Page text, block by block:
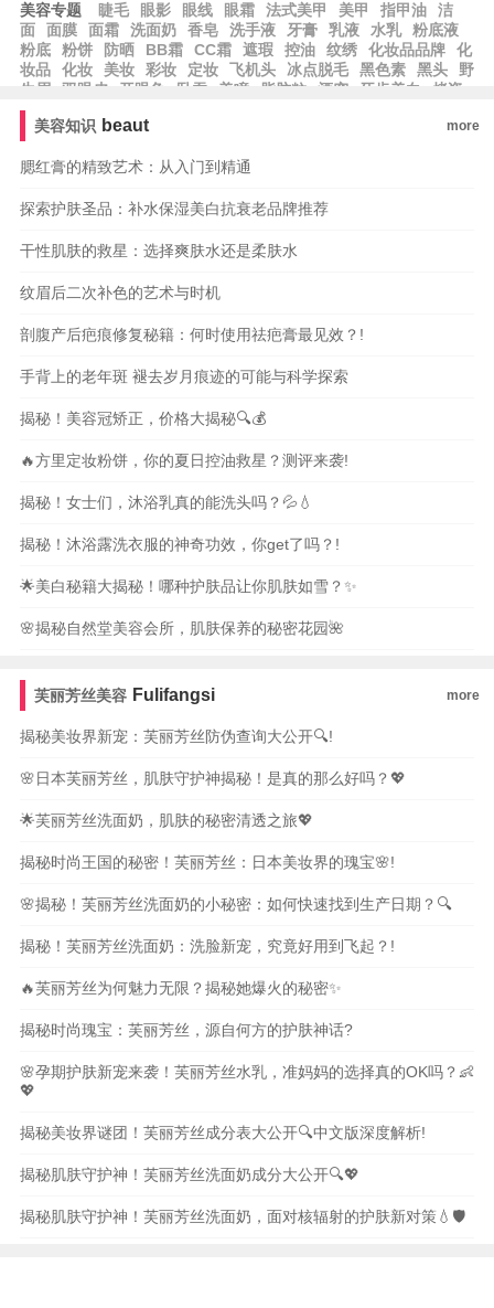
美容专题 睫毛 眼影 眼线 眼霜 法式美甲 美甲 指甲油
洁
面
面膜 面霜 洗面奶 香皂 洗手液 牙膏 乳液 水乳
粉底液
粉底
粉饼 防晒 BB霜 CC霜 遮瑕 控油 纹绣 化妆品品牌
化
妆品
化妆 美妆 彩妆 定妆 飞机头 冰点脱毛 黑色素 黑头
野
生眉
双眼皮 开眼角 卧蚕 美瞳 脂肪粒 酒窝 牙齿美白
烤瓷
牙
美容知识 beaut more
腮红膏的精致艺术：从入门到精通
探索护肤圣品：补水保湿美白抗衰老品牌推荐
干性肌肤的救星：选择爽肤水还是柔肤水
纹眉后二次补色的艺术与时机
剖腹产后疤痕修复秘籍：何时使用祛疤膏最见效？!
手背上的老年斑 褪去岁月痕迹的可能与科学探索
揭秘！美容冠矫正，价格大揭秘🔍💰
🔥方里定妆粉饼，你的夏日控油救星？测评来袭!
揭秘！女士们，沐浴乳真的能洗头吗？💦💧
揭秘！沐浴露洗衣服的神奇功效，你get了吗？!
🌟美白秘籍大揭秘！哪种护肤品让你肌肤如雪？✨
🌸揭秘自然堂美容会所，肌肤保养的秘密花园🌺
芙丽芳丝美容 Fulifangsi more
揭秘美妆界新宠：芙丽芳丝防伪查询大公开🔍!
🌸日本芙丽芳丝，肌肤守护神揭秘！是真的那么好吗？💖
🌟芙丽芳丝洗面奶，肌肤的秘密清透之旅💖
揭秘时尚王国的秘密！芙丽芳丝：日本美妆界的瑰宝🌸!
🌸揭秘！芙丽芳丝洗面奶的小秘密：如何快速找到生产日期？🔍
揭秘！芙丽芳丝洗面奶：洗脸新宠，究竟好用到飞起？!
🔥芙丽芳丝为何魅力无限？揭秘她爆火的秘密✨
揭秘时尚瑰宝：芙丽芳丝，源自何方的护肤神话?
🌸孕期护肤新宠来袭！芙丽芳丝水乳，准妈妈的选择真的OK吗？👶
💖
揭秘美妆界谜团！芙丽芳丝成分表大公开🔍中文版深度解析!
揭秘肌肤守护神！芙丽芳丝洗面奶成分大公开🔍💖
揭秘肌肤守护神！芙丽芳丝洗面奶，面对核辐射的护肤新对策💧🛡️